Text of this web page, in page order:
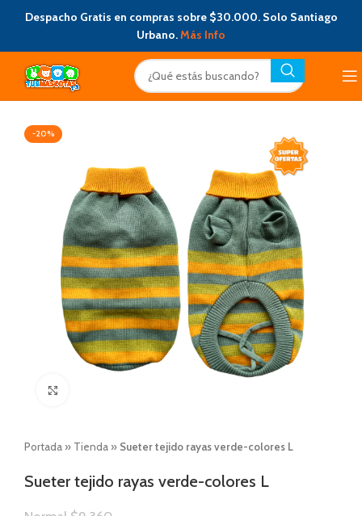
Despacho Gratis en compras sobre $30.000. Solo Santiago
Urbano.Más Info
-20%
Portada » Tienda » Sueter tejido rayas verde-colores L
Sueter tejido rayas verde-colores L